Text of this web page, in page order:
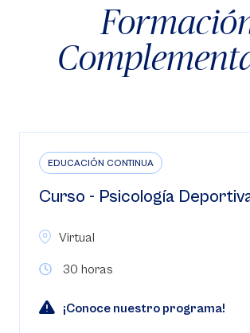
EDUCACIÓN CONTINUA
Curso - Psicología
Virtual
30 horas
¡Conoce nuestro programa!